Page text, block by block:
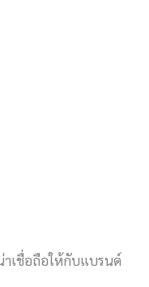
าเชื่อถือให้กับแบรนด์